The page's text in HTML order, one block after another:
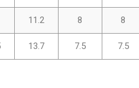
11.2 8 8
13.7 7.5 7.5